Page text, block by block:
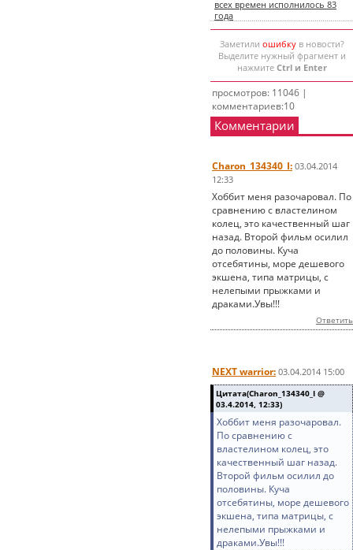
всех времен исполнилось 83
года
Заметили ошибкув новости?
Выделите нужный фрагмент и
нажмите Ctrl и Enter
просмотров: 11046 |
комментариев:10
Комментарии
Charon_134340_I: 03.04.2014
12:33
Хоббит меня разочаровал. По
сравнению с властелином
колец, это качественный шаг
назад. Второй фильм осилил
до половины. Куча
отсебятины, море дешевого
экшена, типа матрицы, с
нелепыми прыжками и
драками.Увы!!!
Ответить
NEXT warrior: 03.04.2014 15:00
Цитата(Charon_134340_I @
03.4.2014, 12:33)
Хоббит меня разочаровал.
По сравнению с
властелином колец, это
качественный шаг назад.
Второй фильм осилил до
половины. Куча
отсебятины, море дешевого
экшена, типа матрицы, с
нелепыми прыжками и
драками.Увы!!!